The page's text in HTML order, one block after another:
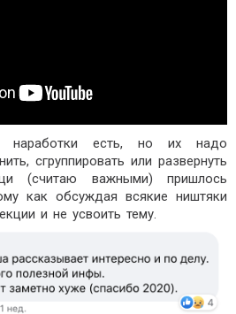
наработки есть, но их надо
сгруппировать или развернуть
(считаю важными) пришлось
как обсуждая всякие ништяки
и не усвоить тему.